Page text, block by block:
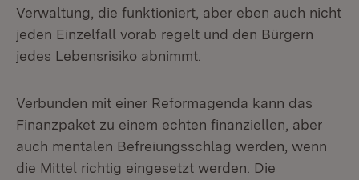
Verwaltung, die funktioniert, aber eben auch nicht
jeden Einzelfall vorab regelt und den Bürgern
jedes Lebensrisiko abnimmt.
Verbunden mit einer Reformagenda kann das
Finanzpaket zu einem echten finanziellen, aber
auch mentalen Befreiungsschlag werden, wenn
die Mittel richtig eingesetzt werden. Die